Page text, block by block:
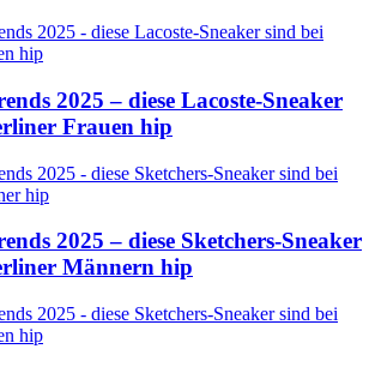
2025 – diese Lacoste-Sneaker
Frauen hip
2025 – diese Sketchers-Sneaker
Männern hip